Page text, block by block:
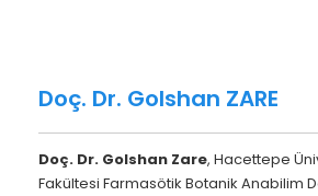
Doç. Dr. Golshan ZARE
Doç. Dr. Golshan Zare, Hacettepe
Fakültesi Farmasötik Botanik Anabilim